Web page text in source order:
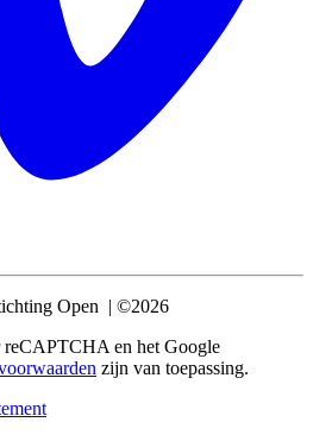
Open | ©2026
reCAPTCHA en het Google
zijn van toepassing.